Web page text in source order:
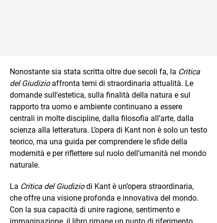
Nonostante sia stata scritta oltre due secoli fa, la Critica
del Giudizioaffronta temi di straordinaria attualità. Le
domande sull’estetica, sulla finalità della natura e sul
rapporto tra uomo e ambiente continuano a essere
centrali in molte discipline, dalla filosofia all’arte, dalla
scienza alla letteratura. L’opera di Kant non è solo un testo
teorico, ma una guida per comprendere le sfide della
modernità e per riflettere sul ruolo dell’umanità nel mondo
naturale.
La Critica del Giudiziodi Kant è un’opera straordinaria,
che offre una visione profonda e innovativa del mondo.
Con la sua capacità di unire ragione, sentimento e